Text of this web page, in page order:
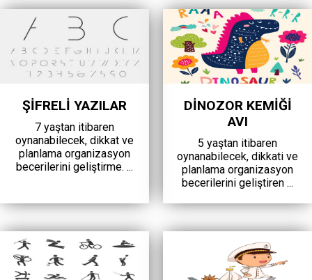
ŞİFRELİ YAZILAR
7 yaştan itibaren
oynanabilecek, dikkat ve
planlama organizasyon
becerilerini geliştirme. ...
DİNOZOR KEMİĞİ
AVI
5 yaştan itibaren
oynanabilecek, dikkati ve
planlama organizasyon
becerilerini geliştiren ...